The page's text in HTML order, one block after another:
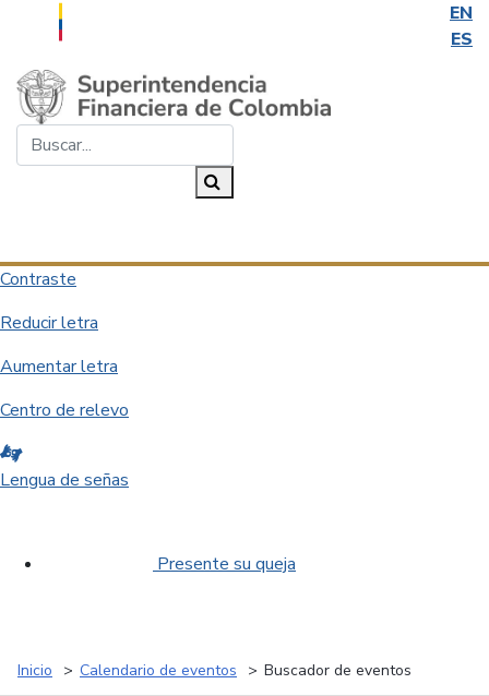
EN
ES
Saltar al contenido principal
Contraste
Reducir letra
Aumentar letra
Centro de relevo
Lengua de señas
Presente su queja
Inicio Calendario de eventos Buscador de eventos